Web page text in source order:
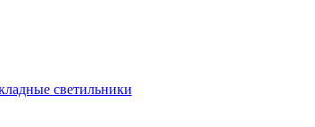
светильники